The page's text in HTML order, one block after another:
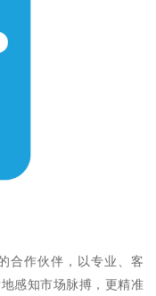
合作伙伴，以专业、客
感知市场脉搏，更精准